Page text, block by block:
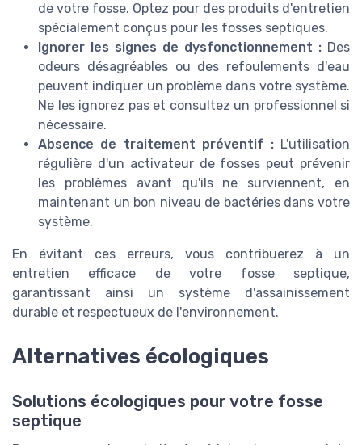
de votre fosse. Optez pour des produits d'entretien
spécialement conçus pour les fosses septiques.
Ignorer les signes de dysfonctionnement : Des
odeurs désagréables ou des refoulements d'eau
peuvent indiquer un problème dans votre système.
Ne les ignorez pas et consultez un professionnel si
nécessaire.
Absence de traitement préventif :L'utilisation
régulière d'un activateur de fosses peut prévenir
les problèmes avant qu'ils ne surviennent, en
maintenant un bon niveau de bactéries dans votre
système.
En évitant ces erreurs, vous contribuerez à un
entretien efficace de votre fosse septique,
garantissant ainsi un système d'assainissement
durable et respectueux de l'environnement.
Alternatives écologiques
Solutions écologiques pour votre fosse
septique